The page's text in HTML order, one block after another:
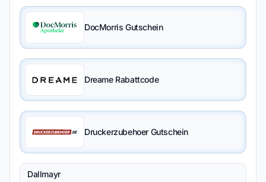
DocMorris Gutschein
Dreame Rabattcode
Druckerzubehoer Gutschein
Dallmayr